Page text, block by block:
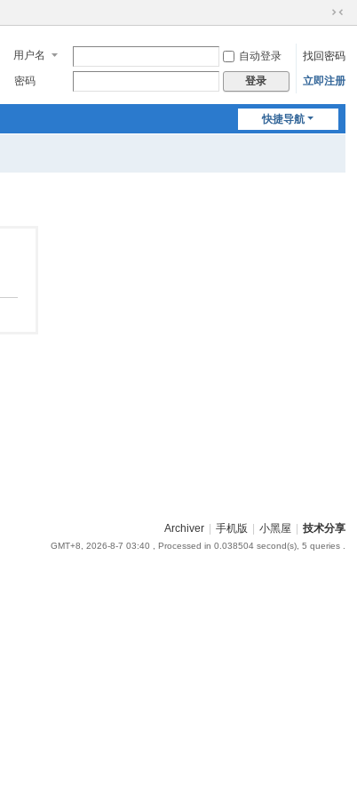
切
到
窄
用户名 自动登录
找回密码
密码
登录 立即注册
快捷导航
Archiver 手机版 小黑屋 技术分享
GMT+8, 2026-8-7 03:40 , Processed in 0.038504 second(s), 5 queries .